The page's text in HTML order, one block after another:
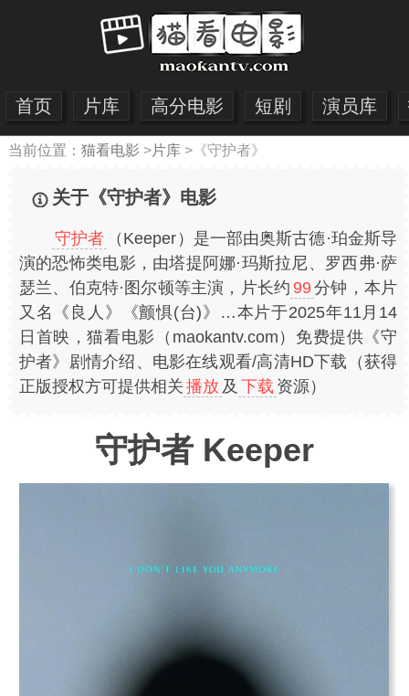
首页 片库 高分电影 短剧 演员库
当前位置： 猫看电影 >片库>《守护者》
关于《守护者》电影
守护者
（Keeper）是一部由奥斯古德·珀金斯导
演的恐怖类电影，由塔提阿娜·玛斯拉尼、罗西弗·萨
瑟兰、伯克特·图尔顿等主演，片长约 99分钟，本片
又名《良人》《颤惧(台)》…本片于2025年11月14
日首映，猫看电影（maokantv.com）免费提供《守
护者》剧情介绍、电影在线观看/高清HD下载（获得
正版授权方可提供相关 播放 及 下载 资源）
守护者 Keeper